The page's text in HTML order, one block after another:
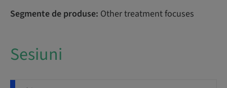
Segmente de produse: Other treatment focuses
Sesiuni